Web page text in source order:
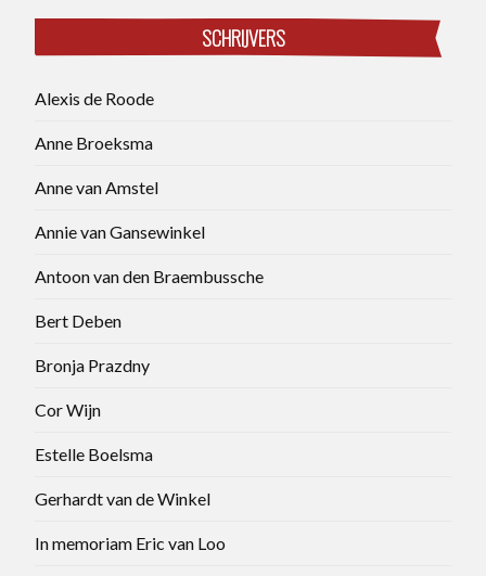
SCHRIJVERS
Alexis de Roode
Anne Broeksma
Anne van Amstel
Annie van Gansewinkel
Antoon van den Braembussche
Bert Deben
Bronja Prazdny
Cor Wijn
Estelle Boelsma
Gerhardt van de Winkel
In memoriam Eric van Loo